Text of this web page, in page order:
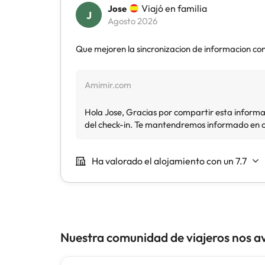
Nuestra comunidad de viajeros nos